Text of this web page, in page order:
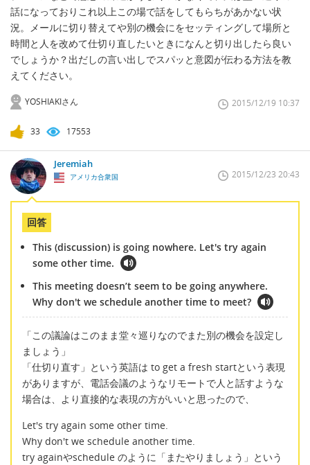
話になっておりこれ以上この場で話をしてもらちがあかない状
況。メールに切り替えてや別の機会にをセッティングして場所と
時間と人を改めて仕切り直したいときになんと切り出したら良い
でしょうか？出だしの言い出しでスパッと意図が伝わる方法を教
えてください。
YOSHIAKIさん 2015/12/19 10:37
33 17553
Jeremiah
アメリカ合衆国 2015/12/23 20:43
回答
This (discussion) is going nowhere. Let's try again
some other time.
This meeting doesn’t seem to be going anywhere.
Why don't we schedule another time to meet?
「この議論はこのまま堂々巡りなのでまた別の機会を設定し
ましょう」
「仕切り直す」という英語は to get a fresh startという表現
がありますが、電話会議のようなリモートで人と話すような
場合は、より直接的な表現の方がいいと思ったので、
Let's try again some other time.
Why don't we schedule another time.
try againやschedule のように「またやりましょう」という